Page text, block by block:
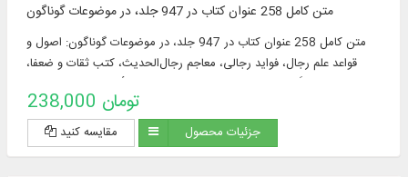
متن کامل 258 عنوان کتاب در 947 جلد، در موضوعات گوناگون
متن کامل 258 عنوان کتاب در 947 جلد، در موضوعات گوناگون: اصول و
قواعد علم رجال، فواید رجالی، معاجم رجال‌الحدیث، کتب ثقات و ضعفا،
طبقات محدثان 238,000 تومان
مقایسه کنید جزئیات محصول